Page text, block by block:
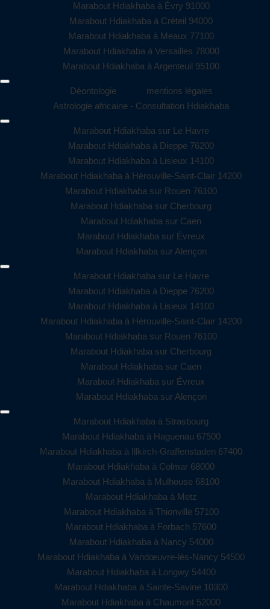
Marabout Hdiakhaba à Évry 91000
Marabout Hdiakhaba à Créteil 94000
Marabout Hdiakhaba à Meaux 77100
Marabout Hdiakhaba à Versailles 78000
Marabout Hdiakhaba à Argenteuil 95100
Déontologie
mentions légales
Astrologie africaine - Consultation Hdiakhaba
Marabout Hdiakhaba sur Le Havre
Marabout Hdiakhaba à Dieppe 76200
Marabout Hdiakhaba à Lisieux 14100
Marabout Hdiakhaba à Hérouville-Saint-Clair 14200
Marabout Hdiakhaba sur Rouen 76100
Marabout Hdiakhaba sur Cherbourg
Marabout Hdiakhaba sur Caen
Marabout Hdiakhaba sur Évreux
Marabout Hdiakhaba sur Alençon
Marabout Hdiakhaba sur Le Havre
Marabout Hdiakhaba à Dieppe 76200
Marabout Hdiakhaba à Lisieux 14100
Marabout Hdiakhaba à Hérouville-Saint-Clair 14200
Marabout Hdiakhaba sur Rouen 76100
Marabout Hdiakhaba sur Cherbourg
Marabout Hdiakhaba sur Caen
Marabout Hdiakhaba sur Évreux
Marabout Hdiakhaba sur Alençon
Marabout Hdiakhaba à Strasbourg
Marabout Hdiakhaba à Haguenau 67500
Marabout Hdiakhaba à Illkirch-Graffenstaden 67400
Marabout Hdiakhaba à Colmar 68000
Marabout Hdiakhaba à Mulhouse 68100
Marabout Hdiakhaba à Metz
Marabout Hdiakhaba à Thionville 57100
Marabout Hdiakhaba à Forbach 57600
Marabout Hdiakhaba à Nancy 54000
Marabout Hdiakhaba à Vandœuvre-lès-Nancy 54500
Marabout Hdiakhaba à Longwy 54400
Marabout Hdiakhaba à Sainte-Savine 10300
Marabout Hdiakhaba à Chaumont 52000